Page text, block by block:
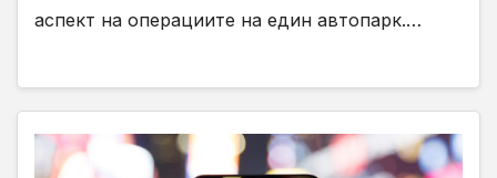
аспект на операциите на един автопарк.…